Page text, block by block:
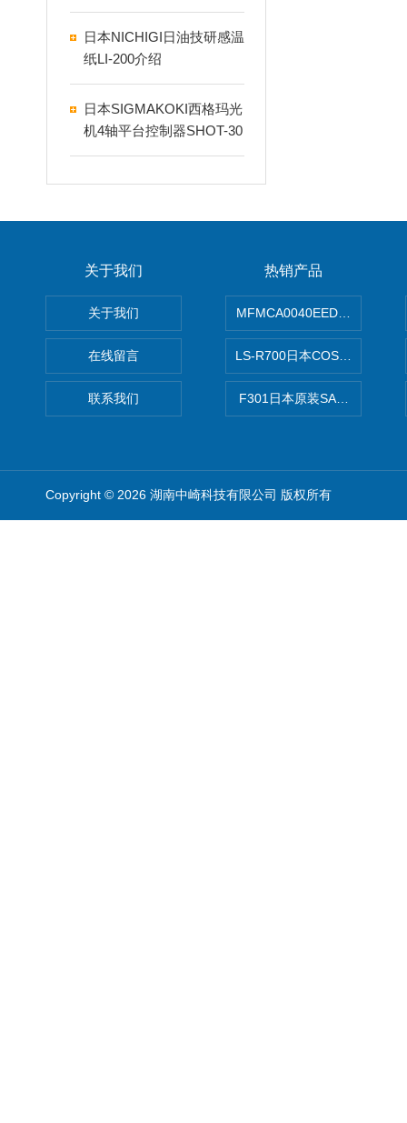
00F
日本NICHIGI日油技研感温
纸LI-200介绍
日本SIGMAKOKI西格玛光
机4轴平台控制器SHOT-30
4GS
关于我们
关于我们
在线留言
联系我们
热销产品
MFMCA0040EED-H日本
LS-R700日本COSMO科斯莫
F301日本原装SANAI三爱旋
Copyright © 2026 湖南中崎科技有限公司 版权所有